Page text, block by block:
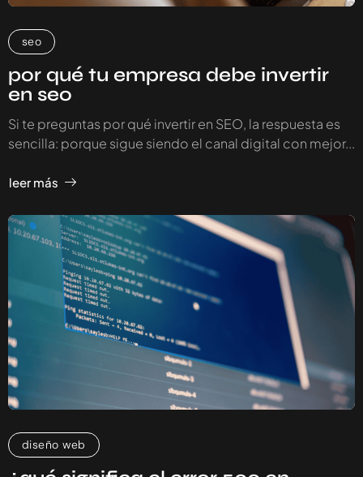
seo
por qué tu empresa debe invertir
en seo
Si te preguntas por qué invertir en SEO, la respuesta es
sencilla: porque sigue siendo el canal digital con mejor...
leer más
diseño web